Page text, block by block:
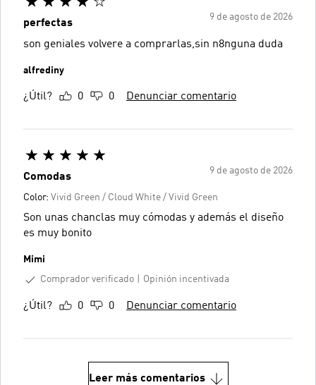
9 de agosto de 2026
perfectas
son geniales volvere a comprarlas,sin n8nguna duda
alfrediny
¿Útil? 0 0 Denunciar comentario
9 de agosto de 2026
Comodas
Color: Vivid Green / Cloud White / Vivid Green
Son unas chanclas muy cómodas y además el diseño
es muy bonito
Mimi
Comprador verificado
Opinión incentivada
¿Útil? 0 0 Denunciar comentario
Leer más comentarios